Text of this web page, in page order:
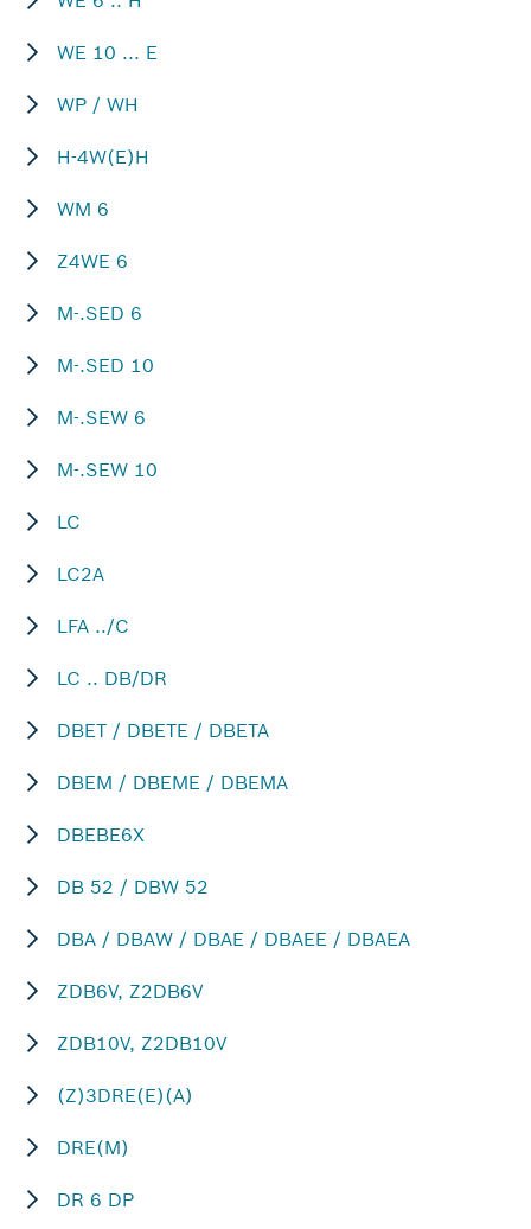
WE 10 ... E
WP / WH
H-4W(E)H
WM 6
Z4WE 6
M-.SED 6
M-.SED 10
M-.SEW 6
M-.SEW 10
LC
LC2A
LFA ../C
LC .. DB/DR
DBET / DBETE / DBETA
DBEM / DBEME / DBEMA
DBEBE6X
DB 52 / DBW 52
DBA / DBAW / DBAE / DBAEE / DBAEA
ZDB6V, Z2DB6V
ZDB10V, Z2DB10V
(Z)3DRE(E)(A)
DRE(M)
DR 6 DP